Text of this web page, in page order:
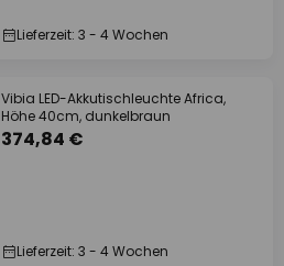
Lieferzeit: 3 - 4 Wochen
Vibia LED-Akkutischleuchte Africa,
Höhe 40cm, dunkelbraun
374,84 €
Lieferzeit: 3 - 4 Wochen